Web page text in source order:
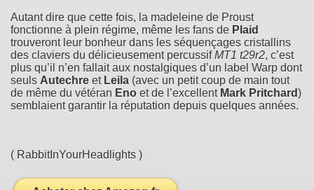
Autant dire que cette fois, la madeleine de Proust
fonctionne à plein régime, même les fans de Plaid
trouveront leur bonheur dans les séquençages cristallins
des claviers du délicieusement percussifMT1 t29r2, c’est
plus qu’il n’en fallait aux nostalgiques d’un label Warp dont
seuls Autechre et Leila (avec un petit coup de main tout
de même du vétéran Eno et de l’excellent Mark Pritchard)
semblaient garantir la réputation depuis quelques années.
( RabbitInYourHeadlights )